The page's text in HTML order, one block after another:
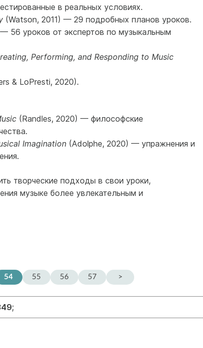
в реальных условиях.
(Watson, 2011) — 29 подробных планов уроков.
56 уроков от экспертов по музыкальным
Performing, and Responding to Music
& LoPresti, 2020).
(Randles, 2020) — философские
Imagination(Adolphe, 2020) — упражнения и
творческие подходы в свои уроки,
музыке более увлекательным и
54 55 56 57 >
;